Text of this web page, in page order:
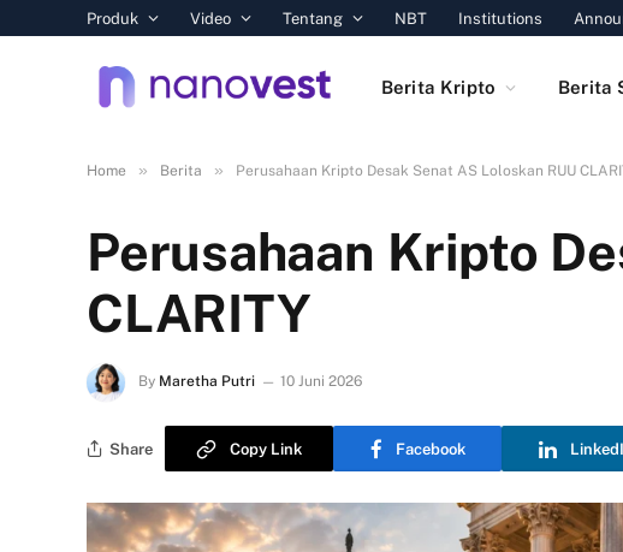
Produk Video Tentang NBT Institutions
Berita Kripto Berita
Home » Berita » Perusahaan Kripto Desak Senat AS Loloskan RUU
Perusahaan Kripto
CLARITY
By Maretha Putri 10 Juni 2026
Share Copy Link Facebook